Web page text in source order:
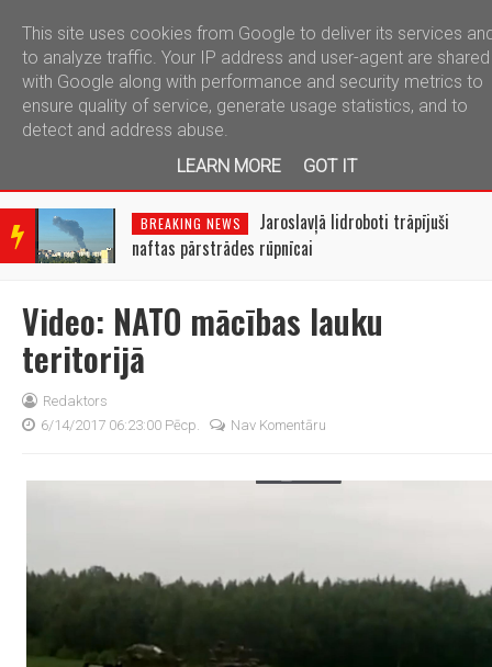
telegram
BRE
AKIN
NEW
BREAKING NEWS
Jaroslavļā lidroboti trāpījuši
naftas pārstrādes rūpnīcai
Video: NATO mācības lauku
teritorijā
Redaktors
6/14/2017 06:23:00 Pēcp.
Nav Komentāru
This site uses cookies from Google to deliver its services
to analyze traffic. Your IP address and user-agent are shared
with Google along with performance and security metrics to
ensure quality of service, generate usage statistics, and to
detect and address abuse.
LEARN MORE
GOT IT